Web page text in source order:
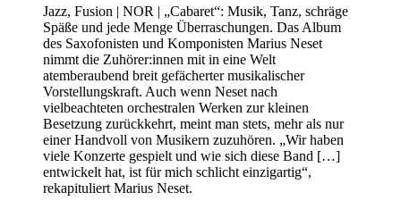
Jazz, Fusion | NOR | „Cabaret“: Musik, Tanz, schräge
Späße und jede Menge Überraschungen. Das Album
des Saxofonisten und Komponisten Marius Neset
nimmt die Zuhörer:innen mit in eine Welt
atemberaubend breit gefächerter musikalischer
Vorstellungskraft. Auch wenn Neset nach
vielbeachteten orchestralen Werken zur kleinen
Besetzung zurückkehrt, meint man stets, mehr als nur
einer Handvoll von Musikern zuzuhören. „Wir haben
viele Konzerte gespielt und wie sich diese Band […]
entwickelt hat, ist für mich schlicht einzigartig“,
rekapituliert Marius Neset.